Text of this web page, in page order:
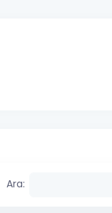
Ara: